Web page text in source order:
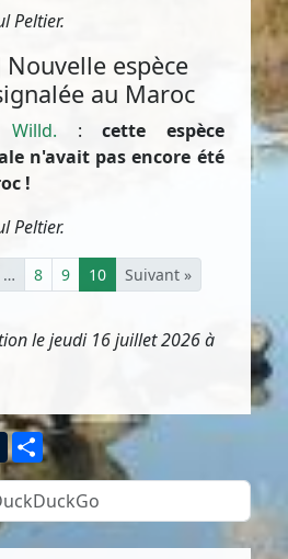
Peltier.
Nouvelle espèce
au Maroc
:cette espèce
n'avait pas encore été
!
Peltier.
… 8 9 10 Suivant »
le jeudi 16 juillet 2026 à
TumblrPartager